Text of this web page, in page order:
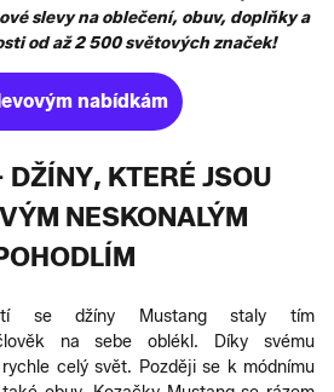
slevy na oblečení, obuv, doplňky a
od až 2 500 světových značek!
nabídkám
DŽÍNY, KTERÉ JSOU
NESKONALÝM
se džíny Mustang staly tím
na sebe oblékl. Díky svému
celý svět. Později se k módnímu